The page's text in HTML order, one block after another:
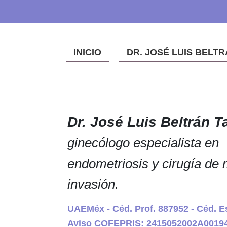
INICIO DR. JOSÉ LUIS
Dr. José Luis Beltrán
ginecólogo especialista en
endometriosis y cirugía de
invasión.
UAEMéx - Céd. Prof. 887952 - Céd.
Aviso COFEPRIS: